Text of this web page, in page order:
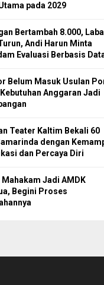
pada 2029
Bertambah 8.000, Laba
Andi Harun Minta
Evaluasi Berbasis
Belum Masuk Usulan
Anggaran Jadi
Teater Kaltim Bekali 60
dengan
dan Percaya Diri
Mahakam Jadi AMDK
Begini Proses